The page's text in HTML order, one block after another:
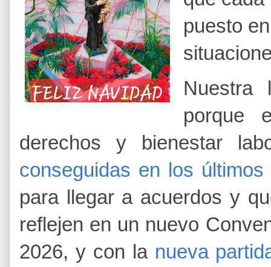
puesto
porque
derechos y bienestar
conseguidas en los últimos
para llegar a acuerdos y
reflejen en un nuevo
2026, y con la nueva